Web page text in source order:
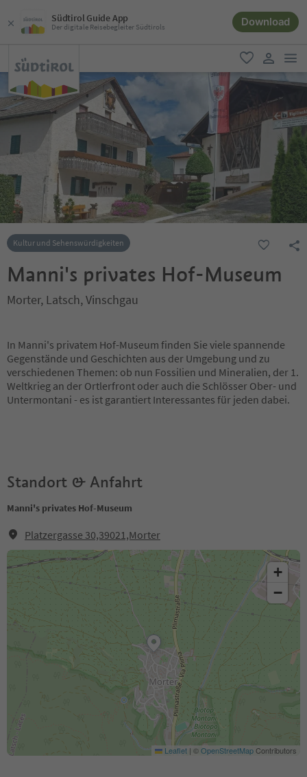
Südtirol Guide App
Der digitale Reisebegleiter Südtirols Download
favorit
user link
Kultur und Sehenswürdigkeiten
Manni's privates Hof-Museum
Morter, Latsch, Vinschgau
In Manni's privatem Hof-Museum finden Sie viele spannende
Gegenstände und Geschichten aus der Umgebung und zu
verschiedenen Themen: ob nun Fossilien und Mineralien, der 1.
Weltkrieg an der Ortlerfront oder auch die Schlösser Ober- und
Untermontani - es ist garantiert Interessantes für jeden dabei.
Standort & Anfahrt
Manni's privates Hof-Museum
Platzergasse 30,39021,Morter
+
−
Leaflet | ©OpenStreetMapContributors